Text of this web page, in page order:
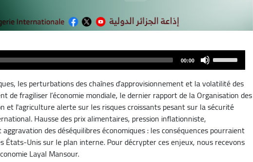
00:00
Arrow
to
les perturbations des chaînes d’approvisionnement et la volatilité des
de fragiliser l’économie mondiale, le dernier rapport de la Organisation des
et l'agriculture alerte sur les risques croissants pesant sur la sécurité
Hausse des prix alimentaires, pression inflationniste,
des déséquilibres économiques : les conséquences pourraient
États-Unis sur le plan interne. Pour décrypter ces enjeux, nous recevons
Layal Mansour.